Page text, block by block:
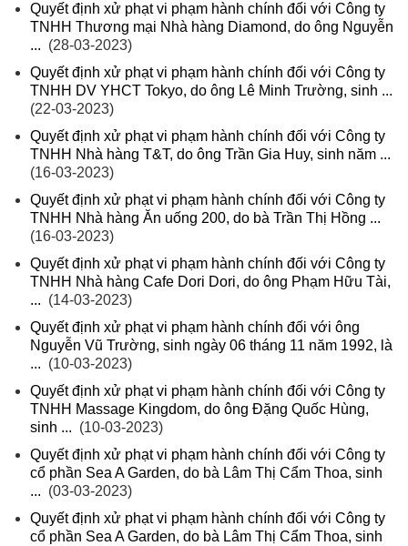
Quyết định xử phạt vi phạm hành chính đối với Công ty
TNHH Thương mại Nhà hàng Diamond, do ông Nguyễn
... (28-03-2023)
Quyết định xử phạt vi phạm hành chính đối với Công ty
TNHH DV YHCT Tokyo, do ông Lê Minh Trường, sinh ...
(22-03-2023)
Quyết định xử phạt vi phạm hành chính đối với Công ty
TNHH Nhà hàng T&T, do ông Trần Gia Huy, sinh năm ...
(16-03-2023)
Quyết định xử phạt vi phạm hành chính đối với Công ty
TNHH Nhà hàng Ăn uống 200, do bà Trần Thị Hồng ...
(16-03-2023)
Quyết định xử phạt vi phạm hành chính đối với Công ty
TNHH Nhà hàng Cafe Dori Dori, do ông Phạm Hữu Tài,
... (14-03-2023)
Quyết định xử phạt vi phạm hành chính đối với ông
Nguyễn Vũ Trường, sinh ngày 06 tháng 11 năm 1992, là
... (10-03-2023)
Quyết định xử phạt vi phạm hành chính đối với Công ty
TNHH Massage Kingdom, do ông Đặng Quốc Hùng,
sinh ... (10-03-2023)
Quyết định xử phạt vi phạm hành chính đối với Công ty
cổ phần Sea A Garden, do bà Lâm Thị Cẩm Thoa, sinh
... (03-03-2023)
Quyết định xử phạt vi phạm hành chính đối với Công ty
cổ phần Sea A Garden, do bà Lâm Thị Cẩm Thoa, sinh